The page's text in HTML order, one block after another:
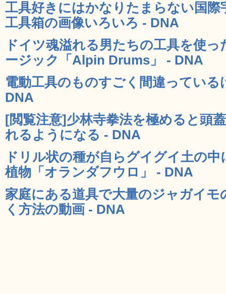
工具好きにはかなりたまらない国際
工具箱の画像いろいろ - DNA
ドイツ魂溢れる男たちの工具を使
ージック「Alpin Drums」 - DNA
電動工具のものすごく間違ってい
DNA
[閲覧注意]少林寺拳法を極めると頭
れるようになる - DNA
ドリル状の種が自らグイグイ土の
植物「オランダフウロ」 - DNA
家庭にある道具で大量のジャガイ
く方法の動画 - DNA